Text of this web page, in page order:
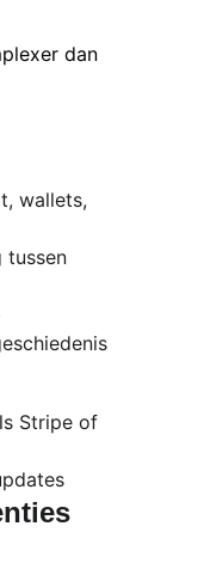
dan
wallets,
tussen
Stripe of